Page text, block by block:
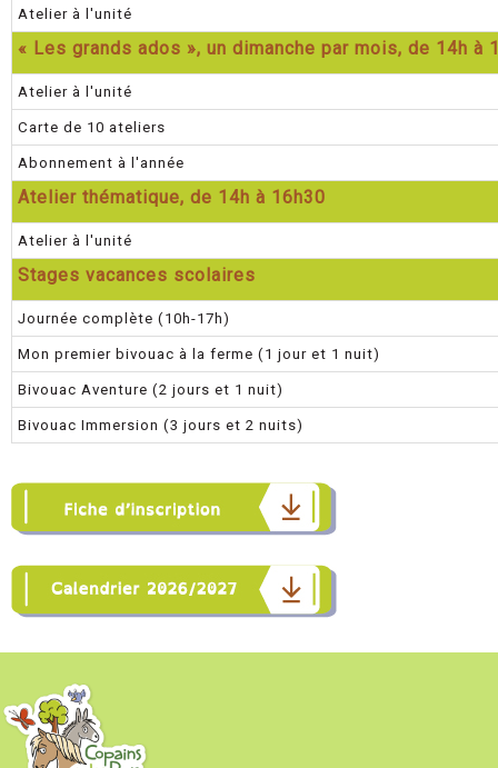
Atelier à l'unité
« Les grands ados », un dimanche par mois, de 14h à
Atelier à l'unité
Carte de 10 ateliers
Abonnement à l'année
Atelier thématique, de 14h à 16h30
Atelier à l'unité
Stages vacances scolaires
Journée complète (10h-17h)
Mon premier bivouac à la ferme (1 jour et 1 nuit)
Bivouac Aventure (2 jours et 1 nuit)
Bivouac Immersion (3 jours et 2 nuits)